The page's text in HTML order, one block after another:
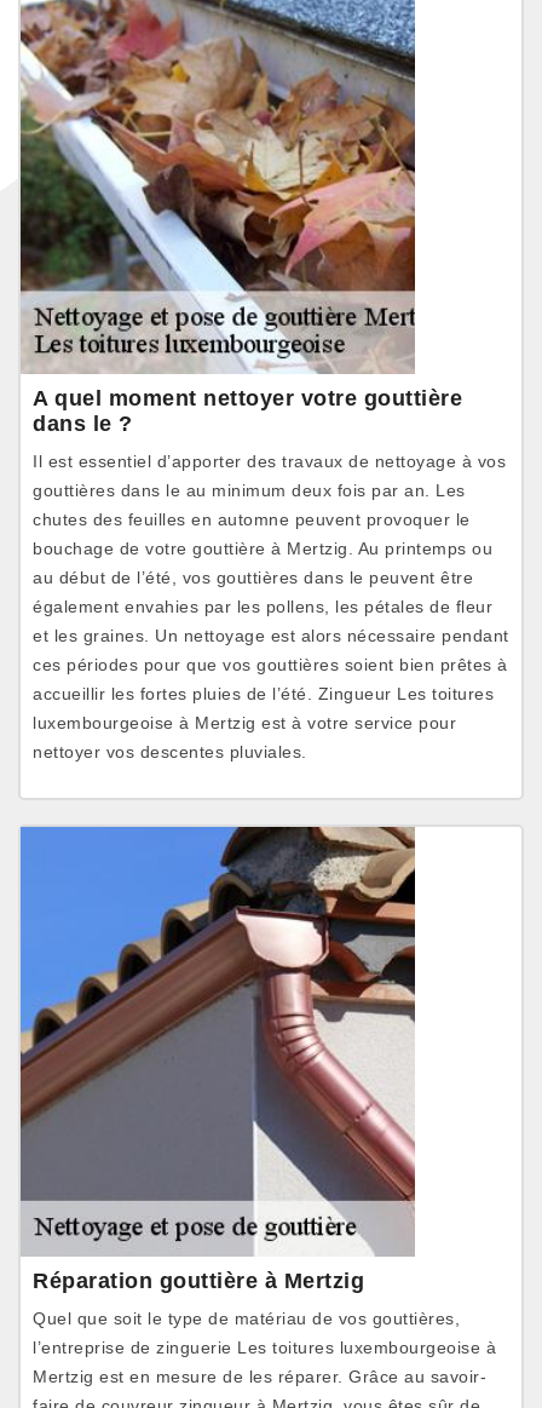
A quel moment nettoyer votre gouttière
dans le ?
Il est essentiel d’apporter des travaux de nettoyage à vos
gouttières dans le au minimum deux fois par an. Les
chutes des feuilles en automne peuvent provoquer le
bouchage de votre gouttière à Mertzig. Au printemps ou
au début de l’été, vos gouttières dans le peuvent être
également envahies par les pollens, les pétales de fleur
et les graines. Un nettoyage est alors nécessaire pendant
ces périodes pour que vos gouttières soient bien prêtes à
accueillir les fortes pluies de l’été. Zingueur Les toitures
luxembourgeoise à Mertzig est à votre service pour
nettoyer vos descentes pluviales.
Réparation gouttière à Mertzig
Quel que soit le type de matériau de vos gouttières,
l’entreprise de zinguerie Les toitures luxembourgeoise à
Mertzig est en mesure de les réparer. Grâce au savoir-